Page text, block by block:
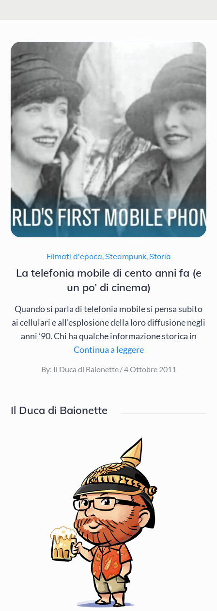
Filmati d'epoca, Steampunk, Storia
La telefonia mobile di cento anni fa (e
un po’ di cinema)
Quando si parla di telefonia mobile si pensa subito
ai cellulari e all’esplosione della loro diffusione negli
anni ’90. Chi ha qualche informazione storica in
Continua a leggere
By: Il Duca di Baionette
Posted
4 Ottobre 2011
Il Duca di Baionette